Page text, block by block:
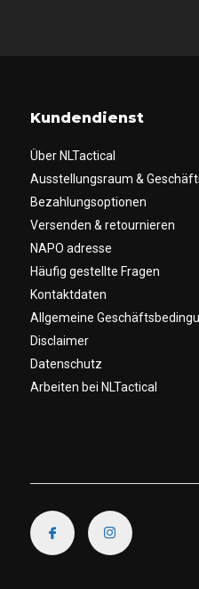
Kundendienst
Über NLTactical
Ausstellungsraum &
Bezahlungsoptionen
Versenden & retournieren
NAPO adresse
Häufig gestellte Fragen
Kontaktdaten
Allgemeine
Disclaimer
Datenschutz
Arbeiten bei NLTactical